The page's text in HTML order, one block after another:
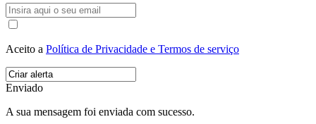
Aceito a Política de Privacidade e Termos de serviço
Enviado
A sua mensagem foi enviada com sucesso.